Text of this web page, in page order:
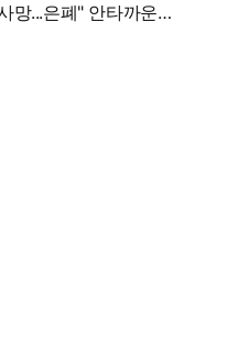
망...은폐" 안타까운